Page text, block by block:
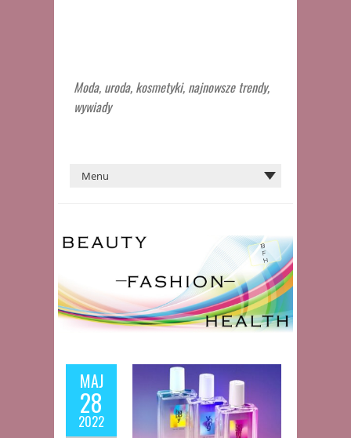
Moda, uroda, kosmetyki, najnowsze trendy,
wywiady
MAJ
28
2022